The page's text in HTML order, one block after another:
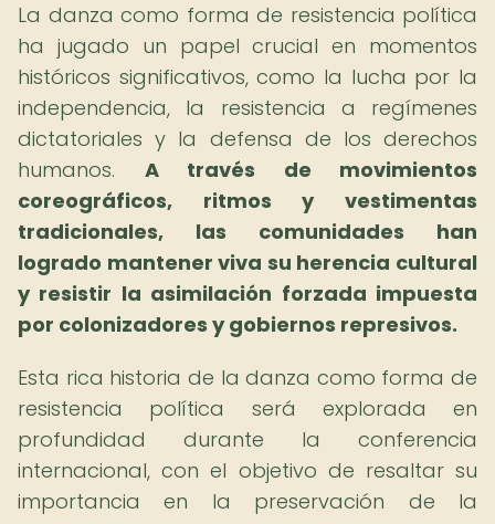
La danza como forma de resistencia política
ha jugado un papel crucial en momentos
históricos significativos, como la lucha por la
independencia, la resistencia a regímenes
dictatoriales y la defensa de los derechos
humanos. A través de movimientos
coreográficos, ritmos y vestimentas
tradicionales, las comunidades han
logrado mantener viva su herencia cultural
y resistir la asimilación forzada impuesta
por colonizadores y gobiernos represivos.
Esta rica historia de la danza como forma de
resistencia política será explorada en
profundidad durante la conferencia
internacional, con el objetivo de resaltar su
importancia en la preservación de la